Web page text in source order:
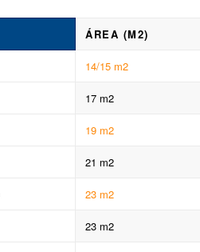
ÁREA (M2)
14/15 m2
17 m2
19 m2
21 m2
23 m2
23 m2